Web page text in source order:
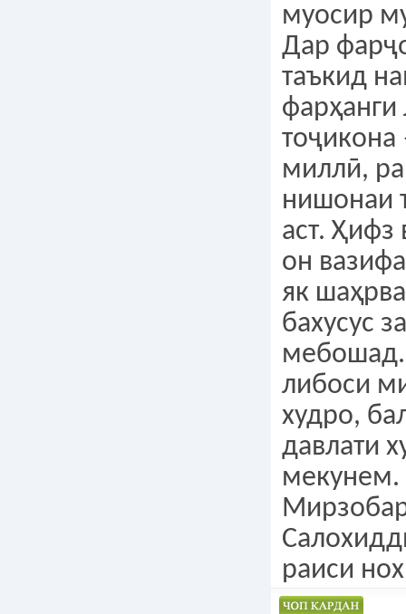
муосир
Дар
таъкид
миллӣ,
нишонаи
аст.
он
як
бахусус
мебошад.
либоси
худро,
давлати
мекунем.
раиси